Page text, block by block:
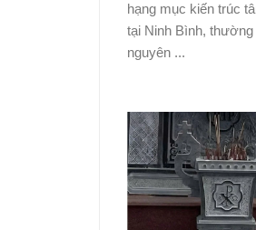
hạng mục kiến trúc
tại Ninh Bình,
nguyên ...